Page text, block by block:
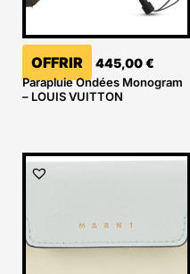
OFFRIR 445,00€
Parapluie Ondées Monogram
– LOUIS VUITTON